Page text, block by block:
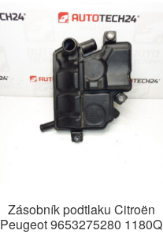
Zásobník podtlaku Citroën
Peugeot 9653275280 1180Q